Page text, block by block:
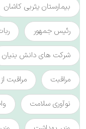
بیمارستان یثربی کاشان
رئیس جمهور
شرکت های دانش بنیان
مراقبت مراقبت
نوآوری سلامت